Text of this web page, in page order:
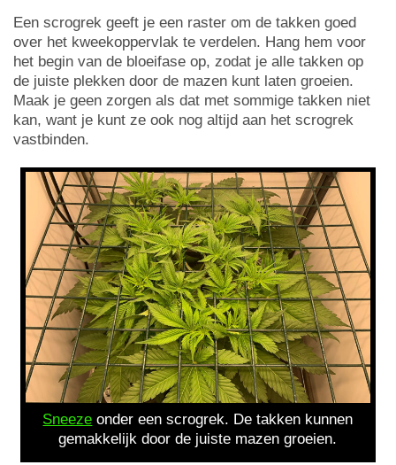
Een scrogrek geeft je een raster om de takken goed
over het kweekoppervlak te verdelen. Hang hem voor
het begin van de bloeifase op, zodat je alle takken op
de juiste plekken door de mazen kunt laten groeien.
Maak je geen zorgen als dat met sommige takken niet
kan, want je kunt ze ook nog altijd aan het scrogrek
vastbinden.
Sneeze onder een scrogrek. De takken kunnen
gemakkelijk door de juiste mazen groeien.